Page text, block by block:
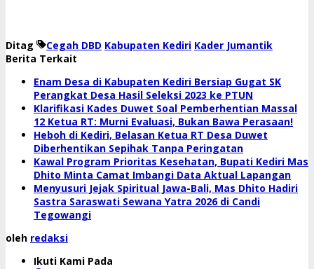
Ditag Cegah DBD Kabupaten Kediri Kader Jumantik
Berita Terkait
Enam Desa di Kabupaten Kediri Bersiap Gugat SK
Perangkat Desa Hasil Seleksi 2023 ke PTUN
Klarifikasi Kades Duwet Soal Pemberhentian Massal
12 Ketua RT: Murni Evaluasi, Bukan Bawa Perasaan!
Heboh di Kediri, Belasan Ketua RT Desa Duwet
Diberhentikan Sepihak Tanpa Peringatan
Kawal Program Prioritas Kesehatan, Bupati Kediri Mas
Dhito Minta Camat Imbangi Data Aktual Lapangan
Menyusuri Jejak Spiritual Jawa-Bali, Mas Dhito Hadiri
Sastra Saraswati Sewana Yatra 2026 di Candi
Tegowangi
oleh redaksi
Ikuti Kami Pada